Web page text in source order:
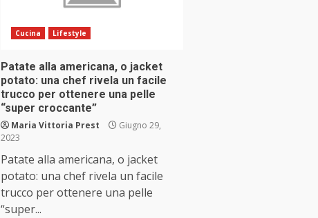
Cucina Lifestyle
Patate alla americana, o jacket
potato: una chef rivela un facile
trucco per ottenere una pelle
“super croccante”
Maria Vittoria Prest
Giugno 29,
2023
Patate alla americana, o jacket
potato: una chef rivela un facile
trucco per ottenere una pelle
“super...